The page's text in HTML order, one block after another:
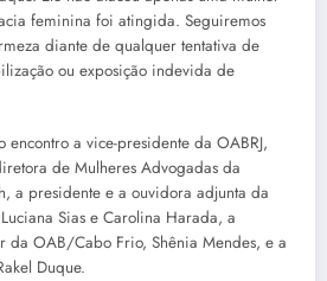
feminina foi atingida. Seguiremos
diante de qualquer tentativa de
ou exposição indevida de
a vice-presidente da OABRJ,
de Mulheres Advogadas da
a presidente e a ouvidora adjunta da
Sias e Carolina Harada, a
da OAB/Cabo Frio, Shênia Mendes, e a
Duque.